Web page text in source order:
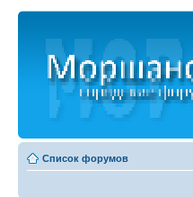
Список форумов